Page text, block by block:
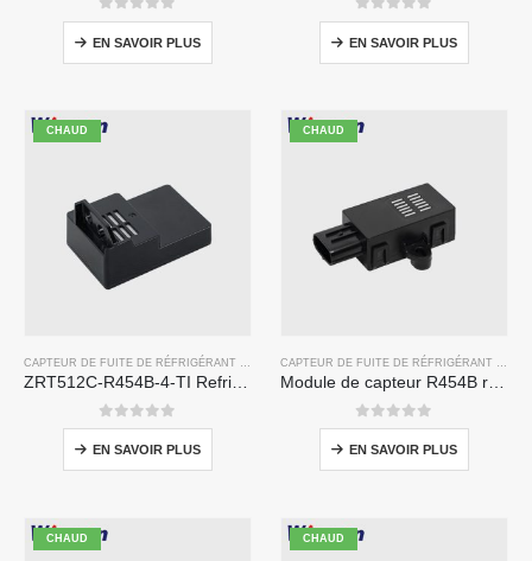
0sur 5
EN SAVOIR PLUS
0sur 5
EN SAVOIR PLUS
CHAUD
CAPTEUR DE FUITE DE RÉFRIGÉRANT R454B
ZRT512C-R454B-4-TI Refrigerant Sensor Module | NDIR Technology for HVAC & Industrial Safety Monitoring
0sur 5
EN SAVOIR PLUS
CHAUD
CAPTEUR DE FUITE DE RÉFRIGÉRANT R454B
Module de capteur R454B réfrigérant R454B ZRT510 - capteur de réfrigérant NDIR haute performance
0sur 5
EN SAVOIR PLUS
CHAUD CHAUD